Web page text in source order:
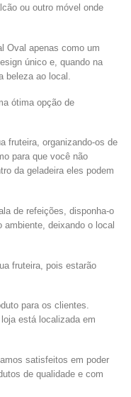
ou outro móvel onde
Oval apenas como um
único e, quando na
beleza ao local.
ótima opção de
fruteira, organizando-os de
para que você não
da geladeira eles podem
de refeições, disponha-o
deixando o local
fruteira, pois estarão
para os clientes.
está localizada em
satisfeitos em poder
de qualidade e com